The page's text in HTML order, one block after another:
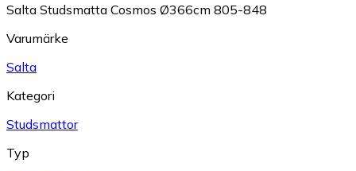
Salta Studsmatta Cosmos Ø366cm 805-848
Varumärke
Salta
Kategori
Studsmattor
Typ